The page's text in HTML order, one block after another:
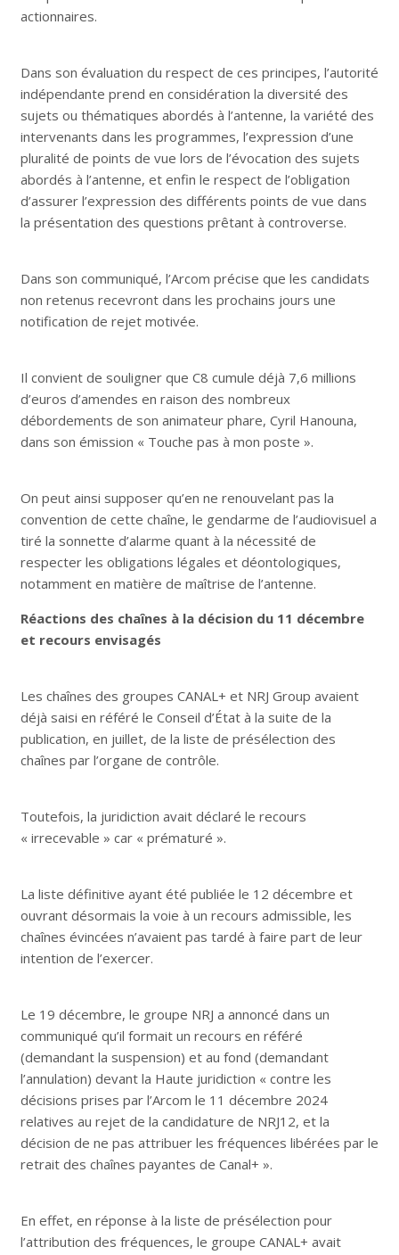
actionnaires.
Dans son évaluation du respect de ces principes, l’autorité
indépendante prend en considération la diversité des
sujets ou thématiques abordés à l’antenne, la variété des
intervenants dans les programmes, l’expression d’une
pluralité de points de vue lors de l’évocation des sujets
abordés à l’antenne, et enfin le respect de l’obligation
d’assurer l’expression des différents points de vue dans
la présentation des questions prêtant à controverse.
Dans son communiqué, l’Arcom précise que les candidats
non retenus recevront dans les prochains jours une
notification de rejet motivée.
Il convient de souligner que C8 cumule déjà 7,6 millions
d’euros d’amendes en raison des nombreux
débordements de son animateur phare, Cyril Hanouna,
dans son émission « Touche pas à mon poste ».
On peut ainsi supposer qu’en ne renouvelant pas la
convention de cette chaîne, le gendarme de l’audiovisuel a
tiré la sonnette d’alarme quant à la nécessité de
respecter les obligations légales et déontologiques,
notamment en matière de maîtrise de l’antenne.
Réactions des chaînes à la décision du 11 décembre
et recours envisagés
Les chaînes des groupes CANAL+ et NRJ Group avaient
déjà saisi en référé le Conseil d’État à la suite de la
publication, en juillet, de la liste de présélection des
chaînes par l’organe de contrôle.
Toutefois, la juridiction avait déclaré le recours
« irrecevable » car « prématuré ».
La liste définitive ayant été publiée le 12 décembre et
ouvrant désormais la voie à un recours admissible, les
chaînes évincées n’avaient pas tardé à faire part de leur
intention de l’exercer.
Le 19 décembre, le groupe NRJ a annoncé dans un
communiqué qu’il formait un recours en référé
(demandant la suspension) et au fond (demandant
l’annulation) devant la Haute juridiction « contre les
décisions prises par l’Arcom le 11 décembre 2024
relatives au rejet de la candidature de NRJ12, et la
décision de ne pas attribuer les fréquences libérées par le
retrait des chaînes payantes de Canal+ ».
En effet, en réponse à la liste de présélection pour
l’attribution des fréquences, le groupe CANAL+ avait